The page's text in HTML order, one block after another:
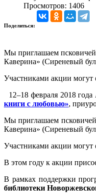
Просмотров: 1406
Поделиться:
Мы приглашаем
Каверина» (Сиреневый
Участниками акции могут
12–18 февраля 2018
книги с любовью»,
Мы приглашаем
Каверина» (Сиреневый
Участниками акции могут
В этом году к акции
В рамках поддержки
библиотеки